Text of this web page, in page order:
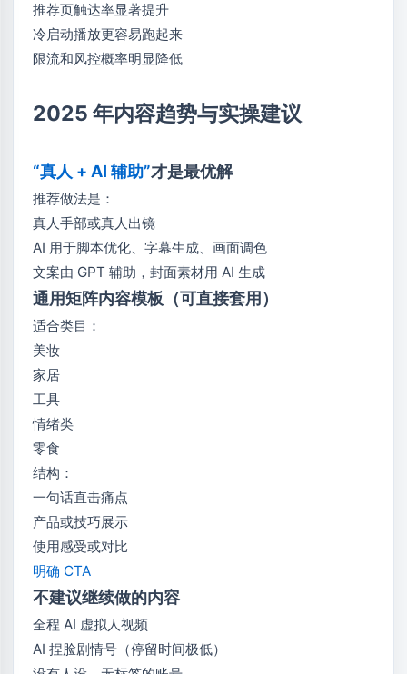
推荐页触达率显著提升
冷启动播放更容易跑起来
限流和风控概率明显降低
2025 年内容趋势与实操建议
“真人 + AI 辅助”才是最优解
推荐做法是：
真人手部或真人出镜
AI 用于脚本优化、字幕生成、画面调色
文案由 GPT 辅助，封面素材用 AI 生成
通用矩阵内容模板（可直接套用）
适合类目：
美妆
家居
工具
情绪类
零食
结构：
一句话直击痛点
产品或技巧展示
使用感受或对比
明确 CTA
不建议继续做的内容
全程 AI 虚拟人视频
AI 捏脸剧情号（停留时间极低）